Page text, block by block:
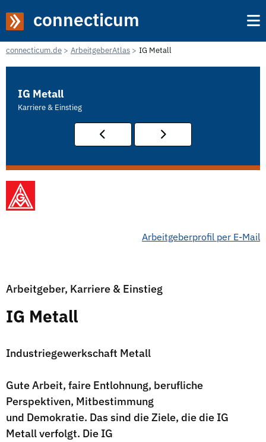
connecticum
connecticum.de ArbeitgeberAtlas IG Metall
IG Metall
Karriere & Einstieg
Arbeitgeberprofil per E-Mail
Arbeitgeber, Karriere & Einstieg
IG Metall
Industriegewerkschaft Metall
Gute Arbeit, faire Entlohnung, berufliche
Perspektiven, Mitbestimmung
und Demokratie. Das sind die Ziele, die die IG
Metall verfolgt. Die IG